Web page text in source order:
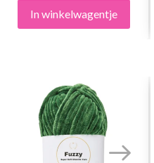
In winkelwagentje